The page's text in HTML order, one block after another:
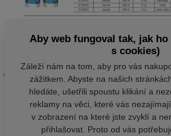
Aby web fungoval tak, jak
s cookies)
Záleží nám na tom, aby pro vás
zážitkem. Abyste na našich
hledáte, ušetřili spoustu klikání a
reklamy na věci, které vás
v zobrazení na které jste zvyklí a
přihlašovat. Proto od vás